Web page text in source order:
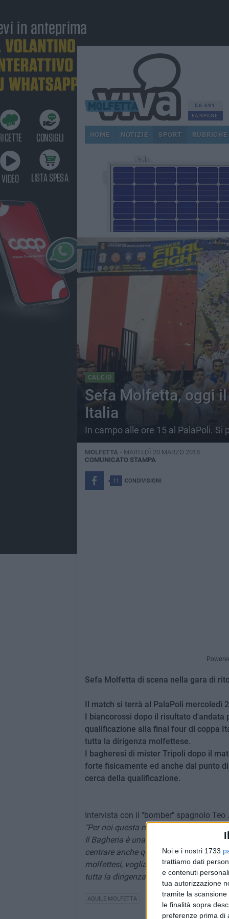
Noi e i nostri 1733
trattiamo dati
e contenuti
tua autorizzazione
tramite la
le finalità sopra
preferenze prima di
56.691
FANPAGE
HOME NOTIZIE SPORT RUBRICHE
CALCIO
Sefa Molfetta, oggi
Italia
In campo alle ore 15 al PalaPoli. Si
MOLFETTA - MARTEDÌ 20 MARZO 2018
COMUNICATO STAMPA
11 CONDIVISIONI
Sefa Molfetta di scena nella gara di
Il match si terrà al PalaPoli mercoledì
I biancorossi dopo il risultato d'andata
qualificazione alla final four di coppa
tutta la dirigenza molfettese.
I bagheresi di mister Tripoli dopo il
forte fisicamente ed anche dal punto
cerca della qualificazione.
Intervista con il "bomber" spagnolo Teo .
"Per noi questa non è una partita come
Il Bagheria è una squadra molto
centrare anche questo obiettivo. Visto
molfettesi, vogliamo la presenza del
tutta la dirigenza e tutta la città di
AQUILE MOLFETTA